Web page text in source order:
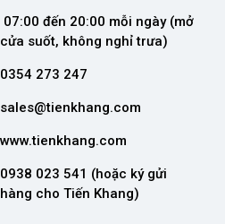
07:00 đến 20:00 mỗi ngày (mở
cửa suốt, không nghỉ trưa)
0354 273 247
sales@tienkhang.com
www.tienkhang.com
0938 023 541 (hoặc ký gửi
hàng cho Tiến Khang)